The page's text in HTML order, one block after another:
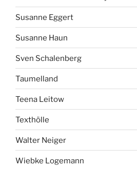
Susanne Eggert
Susanne Haun
Sven Schalenberg
Taumelland
Teena Leitow
Texthölle
Walter Neiger
Wiebke Logemann